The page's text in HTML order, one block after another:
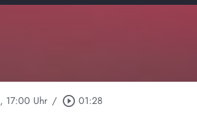
, 17:00 Uhr / play_circle_outline 01:28